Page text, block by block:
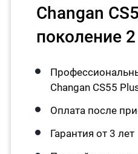
Changan
поколение
Changan CS55
Оплата после
Гарантия от 3 лет